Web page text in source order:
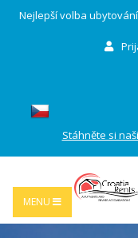
Nejlepší volba
Stáhněte si
MENU